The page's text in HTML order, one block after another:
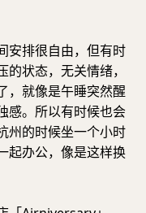
安排很自由，但有时
状态，无关情绪，
，就像是午睡突然醒
感。所以有时候也会
州的时候坐一个小时
起办公，像是这样换